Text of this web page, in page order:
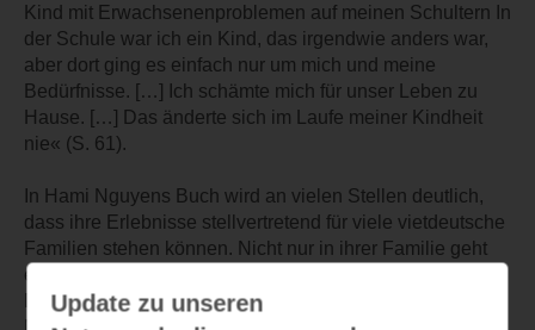
Kind mit Erwachsenenproblemen auf meinen Schultern In
der Schule war ich ein Kind, das irgendwie anders war,
aber dort ging es einfach nur um mich und meine
Bedürfnisse. […] Ich schämte mich für unser Leben zu
Hause. […] Das änderte sich im Laufe meiner Kindheit
nie« (S. 61).
In Hami Nguyens Buch wird an vielen Stellen deutlich,
dass ihre Erlebnisse stellvertretend für viele vietdeutsche
Familien stehen können. Nicht nur in ihrer Familie geht
es um den Wunsch anzukommen, anstatt sich von
Duldung zu Duldung hangeln zu müssen – also alle drei
Update zu unseren